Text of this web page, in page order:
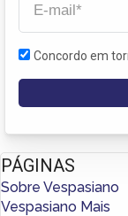
Concordo em
PÁGINAS
Sobre Vespasiano
Vespasiano Mais